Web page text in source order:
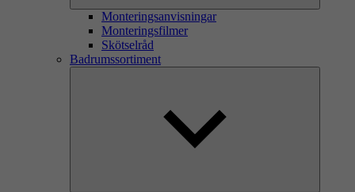
Monteringsanvisningar
Monteringsfilmer
Skötselråd
Badrumssortiment